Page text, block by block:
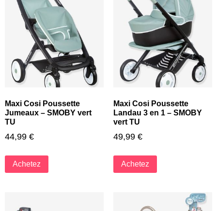
Maxi Cosi Poussette
Jumeaux – SMOBY vert
TU
44,99 €
Achetez
Maxi Cosi Poussette
Landau 3 en 1 – SMOBY
vert TU
49,99 €
Achetez